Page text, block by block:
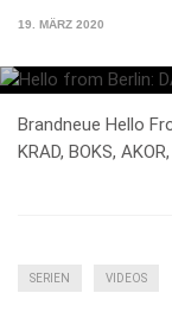
19. MÄRZ 2020
Brandneue Hello
KRAD, BOKS,
SERIEN VIDEOS